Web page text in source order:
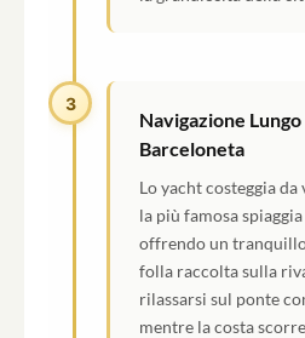
3
Navigazione Lungo
Barceloneta
Lo yacht costeggia
la più famosa
offrendo un
folla raccolta sulla
rilassarsi sul ponte
mentre la costa